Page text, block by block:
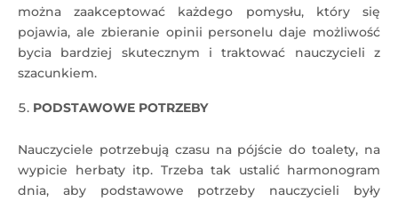
można zaakceptować każdego pomysłu, który się
pojawia, ale zbieranie opinii personelu daje możliwość
bycia bardziej skutecznym i traktować nauczycieli z
szacunkiem.
PODSTAWOWE POTRZEBY
Nauczyciele potrzebują czasu na pójście do toalety, na
wypicie herbaty itp. Trzeba tak ustalić harmonogram
dnia, aby podstawowe potrzeby nauczycieli były